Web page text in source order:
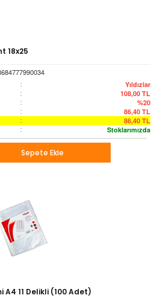
18x25
: Yıldızlar
: 108,00 TL
: %20
: 86,40 TL
: 86,40 TL
: Stoklarımızda
Sepete Ekle
A4 11 Delikli (100 Adet)